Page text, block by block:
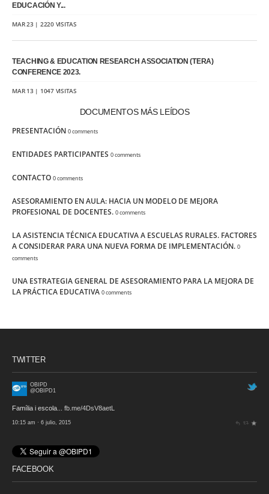
EDUCACIÓN Y...
MAR 23 | 2220 VISITAS
TEACHING & EDUCATION RESEARCH ASSOCIATION (TERA)
CONFERENCE 2023.
MAR 13 | 1047 VISITAS
DOCUMENTOS MÁS LEÍDOS
PRESENTACIÓN 0 comments
ENTIDADES PARTICIPANTES 0 comments
CONTACTO 0 comments
ASESORAMIENTO EN AULA: HACIA UN MODELO DE MEJORA
PROFESIONAL DE DOCENTES. 0 comments
LA ASISTENCIA TÉCNICA EDUCATIVA A ESCUELAS RURALES. FACTORES
A CONSIDERAR PARA UNA NUEVA FORMA DE IMPLEMENTACIÓN. 0
comments
UNA ESTRATEGIA GENERAL DE ASESORAMIENTO PARA LA MEJORA DE
LA PRÁCTICA EDUCATIVA 0 comments
TWITTER
OBIPD
@OBIPD1
Família i escola... fb.me/4DsV8aetL
10:15 am · 6 julio, 2015
FACEBOOK